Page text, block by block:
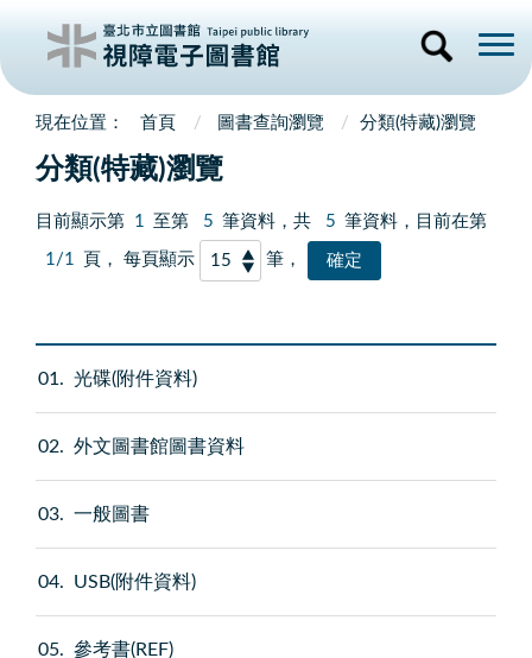
首頁 圖書查詢瀏覽 分類(特藏)瀏覽
分類(特藏)瀏覽
目前顯示第 1 至第 5 筆資料，共 5 筆資料，目前在第
1/1 頁， 每頁顯示 筆，
01 光碟(附件資料)
02 外文圖書館圖書資料
03 一般圖書
04 USB(附件資料)
05 參考書(REF)